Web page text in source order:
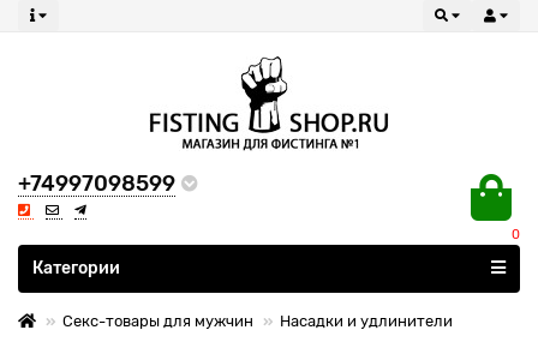
+74997098599
0
Все категории
Категории
Секс-товары для мужчин Насадки и удлинители